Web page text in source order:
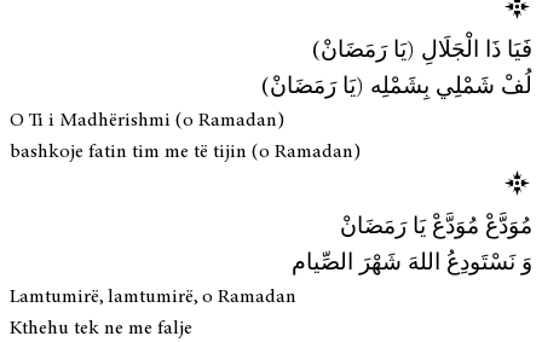
فَيَا ذَا الْجَلَالِ (يَا رَمَضَانْ)
لُفْ شَمْلِي بِشَمْلِه (يَا رَمَضَانْ)
O Ti i Madhërishmi (o Ramadan)
bashkoje fatin tim me të tijin (o Ramadan)
مُوَدَّعْ مُوَدَّعْ يَا رَمَضَانْ
وَ نَسْتَودِعُ اللهَ شَهْرَ الصِّيام
Lamtumirë, lamtumirë, o Ramadan
Kthehu tek ne me falje